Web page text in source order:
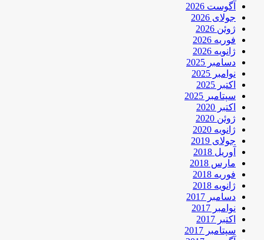
آگوست 2026
جولای 2026
ژوئن 2026
فوریه 2026
ژانویه 2026
دسامبر 2025
نوامبر 2025
اکتبر 2025
سپتامبر 2025
اکتبر 2020
ژوئن 2020
ژانویه 2020
جولای 2019
آوریل 2018
مارس 2018
فوریه 2018
ژانویه 2018
دسامبر 2017
نوامبر 2017
اکتبر 2017
سپتامبر 2017